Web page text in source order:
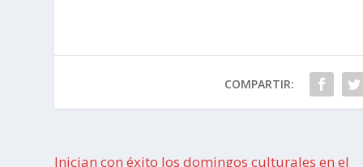
COMPARTIR:
Inician con éxito los domingos culturales en el